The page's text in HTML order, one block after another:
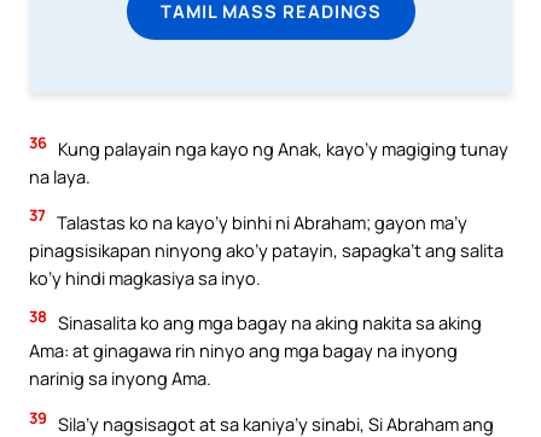
TAMIL MASS READINGS
36 Kung palayain nga kayo ng Anak, kayo’y magiging tunay
na laya.
37 Talastas ko na kayo’y binhi ni Abraham; gayon ma’y
pinagsisikapan ninyong ako’y patayin, sapagka’t ang salita
ko’y hindi magkasiya sa inyo.
38 Sinasalita ko ang mga bagay na aking nakita sa aking
Ama: at ginagawa rin ninyo ang mga bagay na inyong
narinig sa inyong Ama.
39 Sila’y nagsisagot at sa kaniya’y sinabi, Si Abraham ang